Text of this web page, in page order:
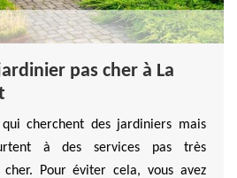
pas cher à La
cherchent des jardiniers mais
à des services pas très
Pour éviter cela, vous avez